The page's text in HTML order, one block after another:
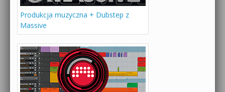
Produkcja muzyczna + Dubstep z
Massive